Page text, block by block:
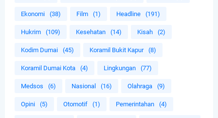
Ekonomi (38) Film (1) Headline (191)
Hukrim (109) Kesehatan (14) Kisah (2)
Kodim Dumai (45) Koramil Bukit Kapur (8)
Koramil Dumai Kota (4) Lingkungan (77)
Medsos (6) Nasional (16) Olahraga (9)
Opini (5) Otomotif (1) Pemerintahan (4)